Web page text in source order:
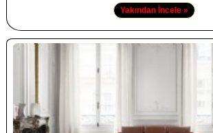
Yakından İncele »